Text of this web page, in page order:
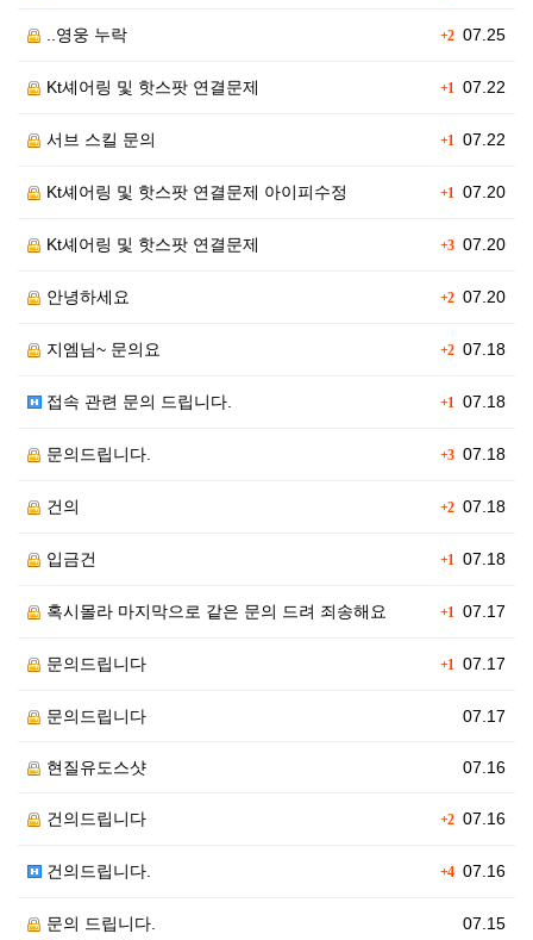
+207.25
..영웅 누락
+1 07.22
Kt셰어링 및 핫스팟 연결문제
+1 07.22
서브 스킬 문의
+1 07.20
Kt셰어링 및 핫스팟 연결문제 아이피수정
+307.20
Kt셰어링 및 핫스팟 연결문제
+207.20
안녕하세요
+207.18
지엠님~ 문의요
+1 07.18
접속 관련 문의 드립니다.
+307.18
문의드립니다.
+207.18
건의
+1 07.18
입금건
+1 07.17
혹시몰라 마지막으로 같은 문의 드려 죄송해요
+1 07.17
문의드립니다
07.17
문의드립니다
07.16
현질유도스샷
+207.16
건의드립니다
+407.16
건의드립니다.
07.15
문의 드립니다.